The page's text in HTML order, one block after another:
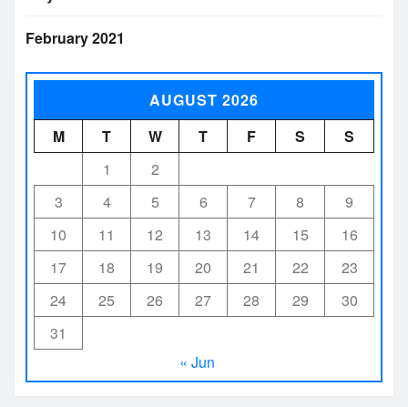
February 2021
AUGUST 2026
M
T W T F S
S
1
2
3
4 5 6 7 8
9
10
11 12 13 14 15
16
17
18 19 20 21 22
23
24
25 26 27 28 29
30
31
« Jun